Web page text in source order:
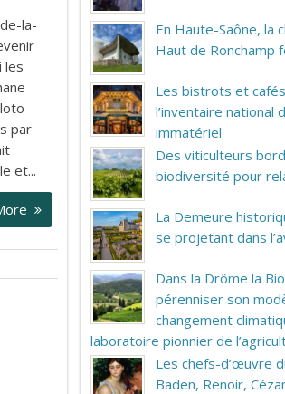
la-
les
par
et...
En Haute-Saône, la
Haut de Ronchamp
Les bistrots et
l’inventaire national
immatériel
Des viticulteurs
biodiversité pour
La Demeure
se projetant dans
Dans la Drôme la
pérenniser son
changement
laboratoire pionnier de
Les chefs-d’œuvre
Baden, Renoir,